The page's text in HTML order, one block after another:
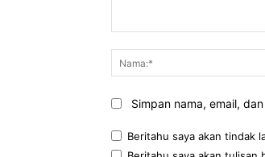
Simpan nama, email,
Beritahu saya akan tindak